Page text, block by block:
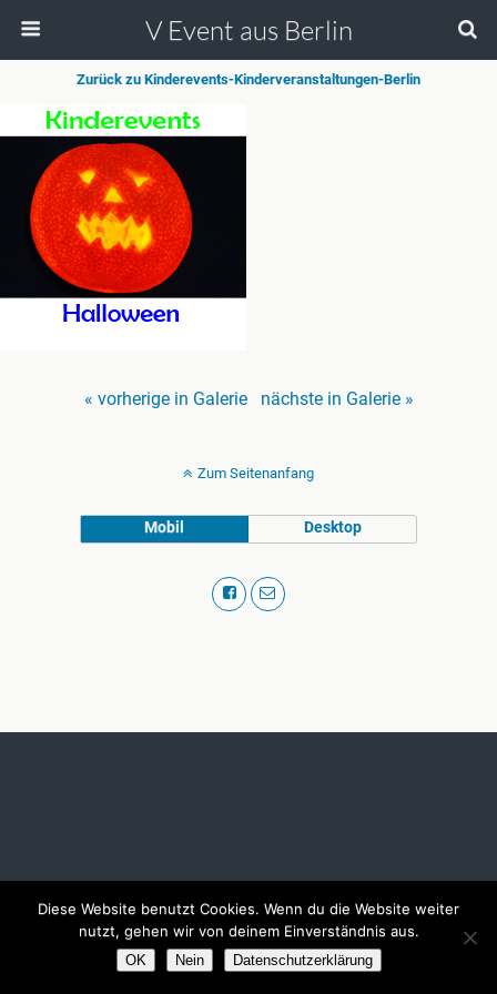
V Event aus Berlin
Zurück zu Kinderevents-Kinderveranstaltungen-Berlin
« vorherige in Galerie nächste in Galerie »
Zum Seitenanfang
Mobil Desktop
Diese Website benutzt Cookies. Wenn du die Website weiter
nutzt, gehen wir von deinem Einverständnis aus.
OK Nein Datenschutzerklärung